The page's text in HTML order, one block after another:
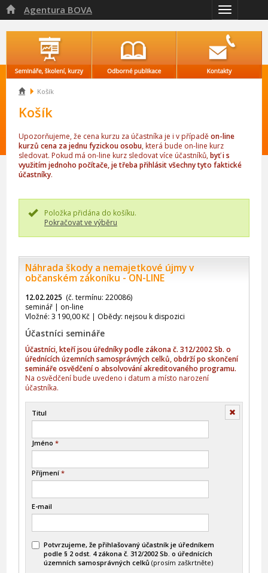
Přepnout
navigaci
 Agentura BOVA
 Košík
Košík
Upozorňujeme, že cena kurzu za účastníka je i v případěon-line
kurzů cena za jednu fyzickou osobu, která bude on-line kurz
sledovat. Pokud má on-line kurz sledovat více účastníků,byť i s
využitím jednoho počítače, je třeba přihlásit všechny tyto faktické
účastníky.
Položka přidána do košíku.
Pokračovat ve výběru
Náhrada škody a nemajetkové újmy v
občanském zákoníku - ON-LINE
12.02.2025 (č. termínu: 220086)
seminář | on-line
Vložné: 3 190,00 Kč | Obědy: nejsou k dispozici
Účastníci semináře
Účastníci, kteří jsou úředníky podle zákona č. 312/2002 Sb. o
úřednících územních samosprávných celků, obdrží po skončení
semináře osvědčení o absolvování akreditovaného programu.
Na osvědčení bude uvedeno i datum a místo narození
účastníka.
Titul
Jméno *
Příjmení *
E-mail
Potvrzujeme, že přihlašovaný účastník je úředníkem
podle § 2 odst. 4 zákona č. 312/2002 Sb. o úřednících
územních samosprávných celků (prosím zaškrtněte)